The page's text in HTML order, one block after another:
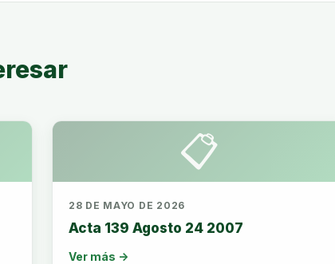
📋
28 DE MAYO DE 2026
Acta 139 Agosto 24 2007
Ver más →